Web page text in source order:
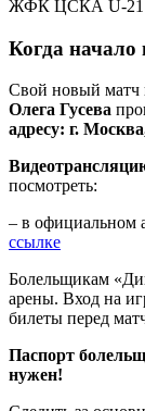
ЖФК ЦСКА U-21 в
Когда начало
Свой новый матч
Олега Гусева
адресу: г.
посмотреть:
– в
ссылке
Болельщикам
арены. Вход на
билеты перед
Паспорт
нужен!